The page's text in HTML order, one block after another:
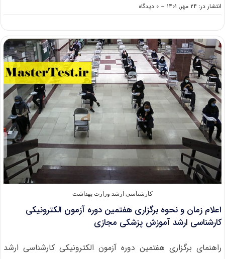
انتشار در: ۲۴ مهر, ۱۴۰۱ -- ۰ دیدگاه
on
آغاز
نام
وام‌های
دانشجویی
کارشناسی ارشد وزارت بهداشت
اعلام زمان و نحوه برگزاری هفتمین دوره آزمون الکترونیکی
کارشناسی ارشد آموزش پزشکی مجازی
راهنمای برگزاری هفتمین دوره آزمون الکترونیکی کارشناسی ارشد